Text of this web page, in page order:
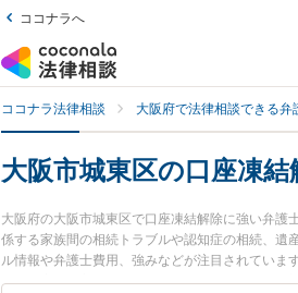
ココナラへ
ココナラ法律相談 大阪府で法律相談できる弁
大阪市城東区の口座凍
大阪府の大阪市城東区で口座凍結解除に強い弁護
係する家族間の相続トラブルや認知症の相続、遺
ル情報や弁護士費用、強みなどが注目されてい
解決の実績豊富な近くの弁護士を検索したい』『